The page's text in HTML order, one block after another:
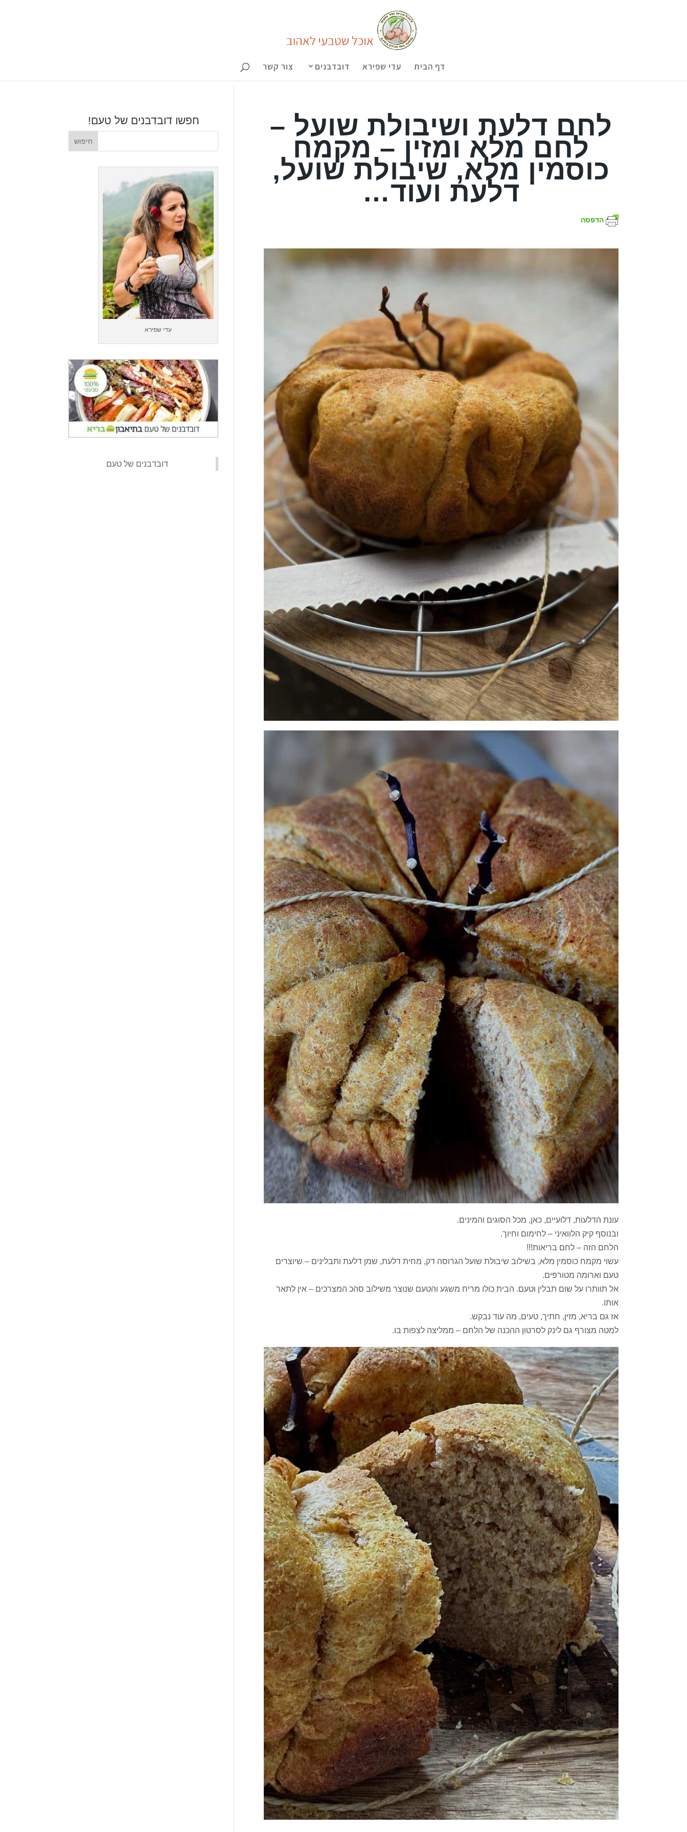
דף הבית עדי שפירא דובדבנים צור קשר
לחם דלעת ושיבולת שועל –
לחם מלא ומזין – מקמח
כוסמין מלא, שיבולת שועל,
דלעת ועוד…
הדפסה
עונת הדלעות, דלועיים, כאן, מכל הסוגים והמינים.
ובנוסף קיק הלוואיני – לחימום וחיוך.
הלחם הזה – לחם בריאות!!!
עשוי מקמח כוסמין מלא, בשילוב שיבולת שועל הגרוסה דק, מחית דלעת, שמן דלעת ותבלינים – שיוצרים
טעם וארומה מטורפים.
אל תוותרו על שום תבלין וטעם. הבית כולו מריח משגע והטעם שנוצר משילוב סהכ המצרכים – אין לתאר
אותו.
אז גם בריא, מזין, חתיך, טעים, מה עוד נבקש.
למטה מצורף גם לינק לסרטון ההכנה של הלחם – ממליצה לצפות בו.
חפשו דובדבנים של טעם!
עדי שפירא
‏דובדבנים של טעם‏